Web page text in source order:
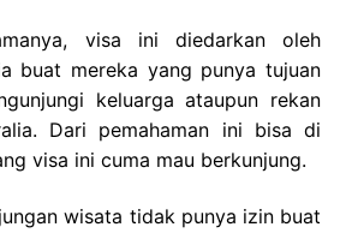
visa ini diedarkan oleh
buat mereka yang punya tujuan
keluarga ataupun rekan
Dari pemahaman ini bisa di
visa ini cuma mau berkunjung.
wisata tidak punya izin buat